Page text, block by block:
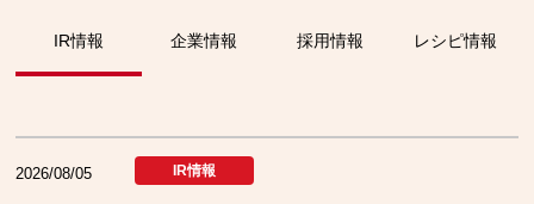
IR情報 企業情報 採用情報 レシピ情報
2026/08/05 IR情報